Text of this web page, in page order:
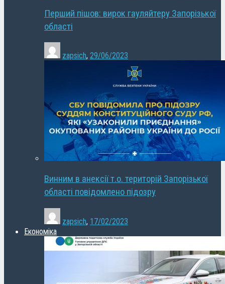
Перший пішов: вирок гауляйтеру Запорізької
області
zapsich, 29/06/2023
Винним в анексії т.о. територій Запорізької
області повідомлено підозру
zapsich, 17/02/2023
Економіка